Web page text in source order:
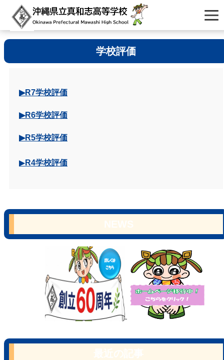
学校評価
▶R7学校評価
▶R6学校評価
▶R5学校評価
▶R4学校評価